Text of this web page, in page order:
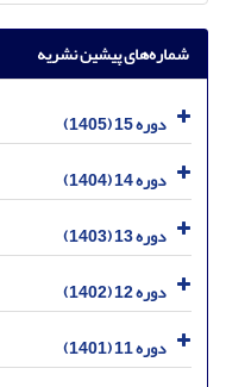
شماره‌های پیشین نشریه
دوره 15 (1405)
دوره 14 (1404)
دوره 13 (1403)
دوره 12 (1402)
دوره 11 (1401)